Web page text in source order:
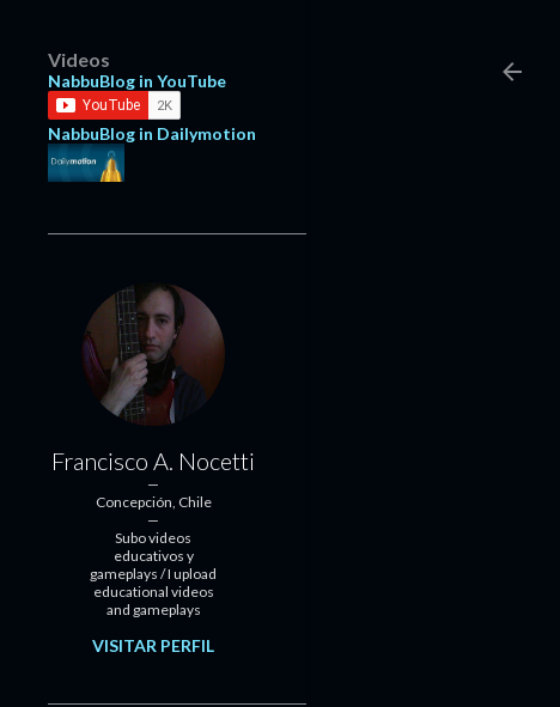
Videos
NabbuBlog in YouTube
NabbuBlog in Dailymotion
Francisco A. Nocetti
Concepción, Chile
Subo videos
educativos y
gameplays / I upload
educational videos
and gameplays
VISITAR PERFIL